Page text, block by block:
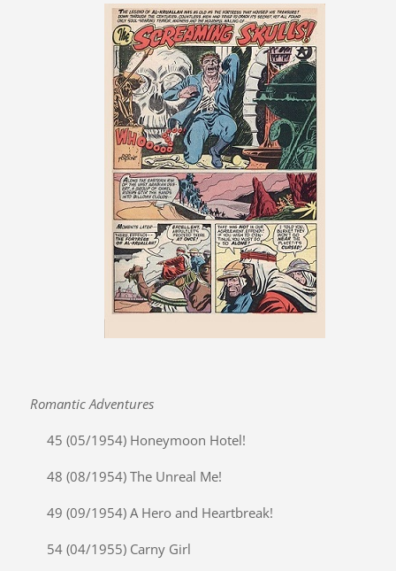
Romantic Adventures
45 (05/1954) Honeymoon Hotel!
48 (08/1954) The Unreal Me!
49 (09/1954) A Hero and Heartbreak!
54 (04/1955) Carny Girl